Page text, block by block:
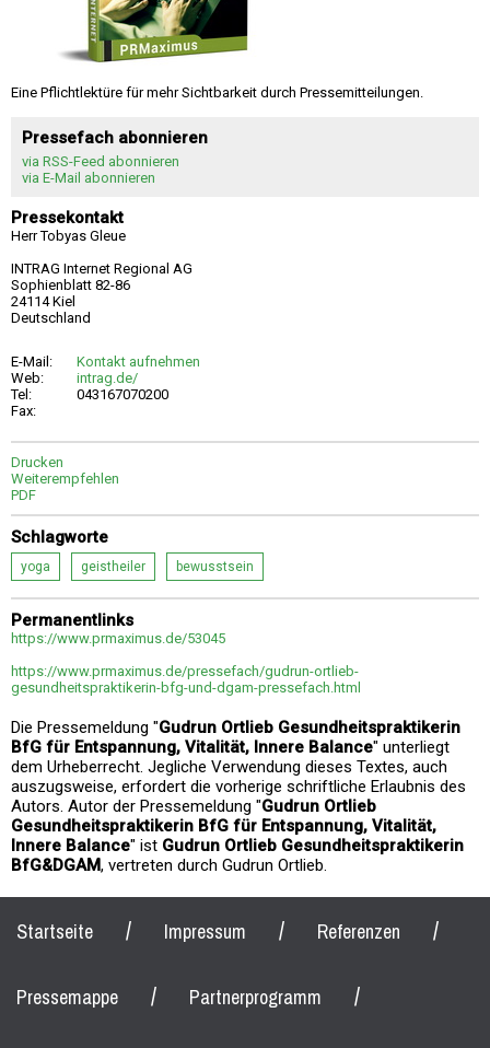
Eine Pflichtlektüre für mehr Sichtbarkeit durch Pressemitteilungen.
Pressefach abonnieren
via RSS-Feed abonnieren
via E-Mail abonnieren
Pressekontakt
Herr Tobyas Gleue
INTRAG Internet Regional AG
Sophienblatt 82-86
24114 Kiel
Deutschland
E-Mail:
Kontakt aufnehmen
Web:
intrag.de/
Tel:
043167070200
Fax:
Drucken
Weiterempfehlen
PDF
Schlagworte
yoga geistheiler bewusstsein
Permanentlinks
https://www.prmaximus.de/53045
https://www.prmaximus.de/pressefach/gudrun-ortlieb-
gesundheitspraktikerin-bfg-und-dgam-pressefach.html
Die Pressemeldung "Gudrun Ortlieb Gesundheitspraktikerin
BfG für Entspannung, Vitalität, Innere Balance" unterliegt
dem Urheberrecht. Jegliche Verwendung dieses Textes, auch
auszugsweise, erfordert die vorherige schriftliche Erlaubnis des
Autors. Autor der Pressemeldung "Gudrun Ortlieb
Gesundheitspraktikerin BfG für Entspannung, Vitalität,
Innere Balance" ist Gudrun Ortlieb Gesundheitspraktikerin
BfG&DGAM, vertreten durch Gudrun Ortlieb.
Startseite / Impressum / Referenzen /
Pressemappe / Partnerprogramm /